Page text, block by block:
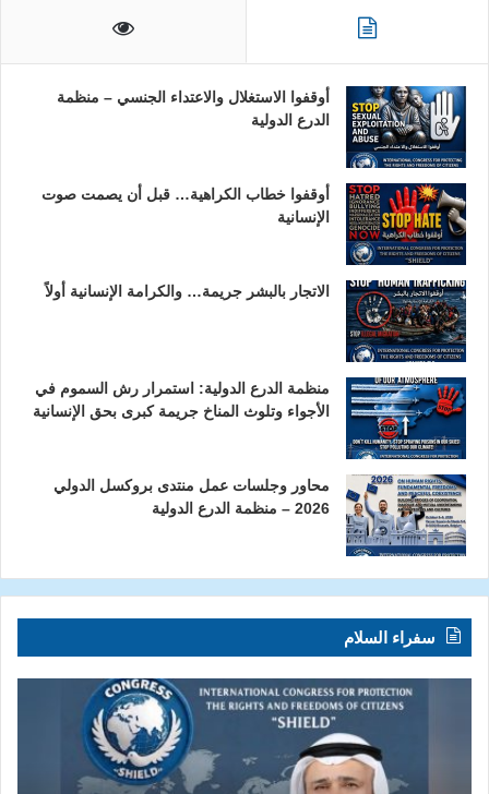
أوقفوا الاستغلال والاعتداء الجنسي – منظمة
الدرع الدولية
أوقفوا خطاب الكراهية… قبل أن يصمت صوت
الإنسانية
الاتجار بالبشر جريمة… والكرامة الإنسانية أولاً
منظمة الدرع الدولية: استمرار رش السموم في
الأجواء وتلوث المناخ جريمة كبرى بحق الإنسانية
محاور وجلسات عمل منتدى بروكسل الدولي
2026 – منظمة الدرع الدولية
سفراء السلام